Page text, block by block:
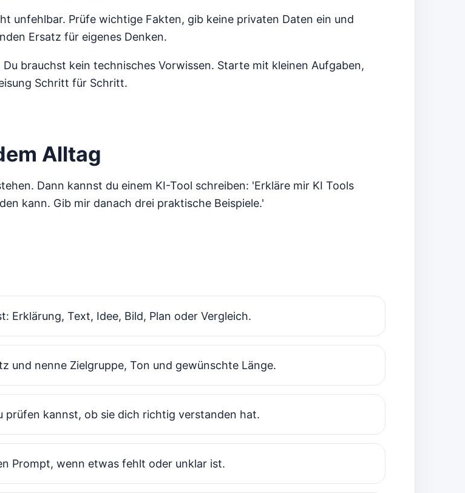
unfehlbar. Prüfe wichtige Fakten, gib keine privaten Daten ein und
Ersatz für eigenes Denken.
brauchst kein technisches Vorwissen. Starte mit kleinen Aufgaben,
Schritt für Schritt.
Alltag
Dann kannst du einem KI-Tool schreiben: 'Erkläre mir KI Tools
kann. Gib mir danach drei praktische Beispiele.'
Erklärung, Text, Idee, Bild, Plan oder Vergleich.
und nenne Zielgruppe, Ton und gewünschte Länge.
prüfen kannst, ob sie dich richtig verstanden hat.
Prompt, wenn etwas fehlt oder unklar ist.